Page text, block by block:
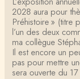
2028 aura pour
Préhistoire » (titre
l’un des deux
ma collègue
Il est encore un
pas pour mettre
sera ouverte du